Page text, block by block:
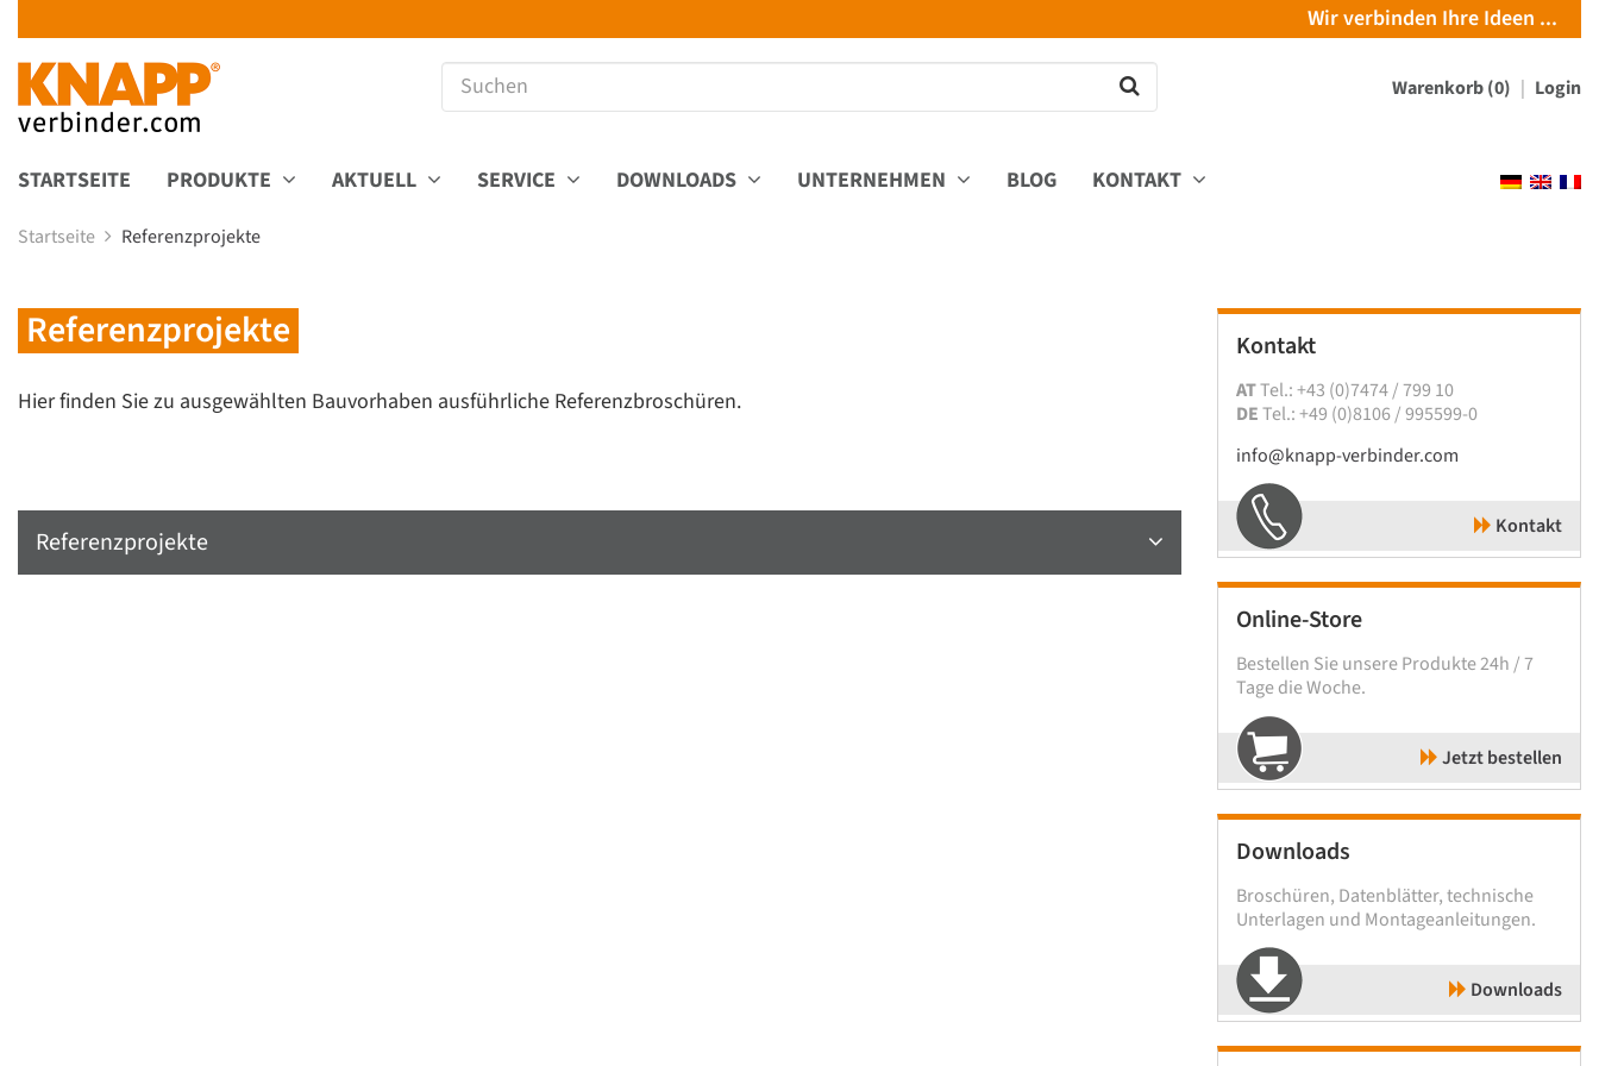
Wir verbinden Ihre Ideen ...
Warenkorb (0) Login
STARTSEITE PRODUKTE AKTUELL SERVICE DOWNLOADS UNTERNEHMEN BLOG KONTAKT
Startseite Referenzprojekte
Referenzprojekte
Hier finden Sie zu ausgewählten Bauvorhaben ausführliche Referenzbroschüren.
Referenzprojekte
Kontakt
ATTel.: +43 (0)7474 / 799 10
DETel.: +49 (0)8106 / 995599-0
info@knapp-verbinder.com
Kontakt
Online-Store
Bestellen Sie unsere Produkte 24h / 7
Tage die Woche.
Jetzt bestellen
Downloads
Broschüren, Datenblätter, technische
Unterlagen und Montageanleitungen.
Downloads